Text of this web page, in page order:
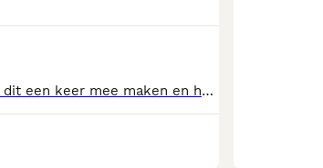
Het is een een malig nestje ik wou dit een keer mee maken en het is super leuk druk maar heel leuk om ze opzien te groeien ieder heeft een eigen karakter heel leuk moeder is er supergoed en lief voor Ik hoop dat ze een super lief baasje krijgen en dat ze ern fijn leven krijgen We hebben nog ern hond meer en we houden er ook ern van de puppy's